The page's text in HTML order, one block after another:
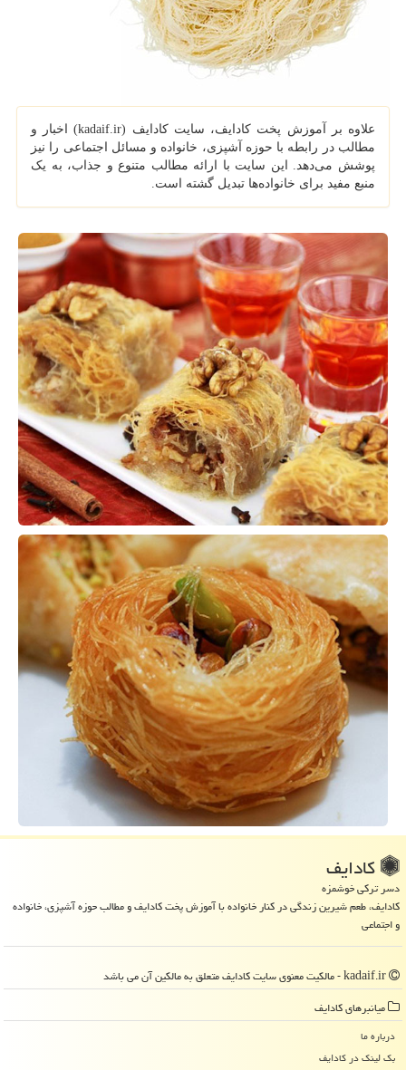
علاوه بر آموزش پخت کادایف، سایت کادایف (kadaif.ir) اخبار و
مطالب در رابطه با حوزه آشپزی، خانواده و مسائل اجتماعی را نیز
پوشش می‌دهد. این سایت با ارائه مطالب متنوع و جذاب، به یک
منبع مفید برای خانواده‌ها تبدیل گشته است.
كادایف
دسر ترکی خوشمزه
کادایف، طعم شیرین زندگی در کنار خانواده با آموزش پخت کادایف و مطالب حوزه آشپزی، خانواده
و اجتماعی
میانبرهای كادایف
درباره ما
بک لینک در كادایف